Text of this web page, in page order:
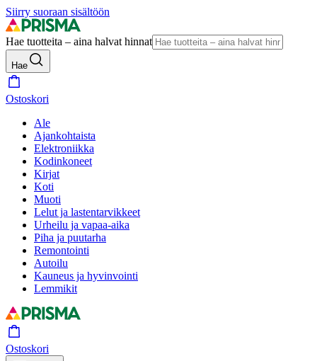
Siirry suoraan sisältöön
Hae tuotteita – aina halvat hinnat
Hae
Ostoskori
Ale
Ajankohtaista
Elektroniikka
Kodinkoneet
Kirjat
Koti
Muoti
Lelut ja lastentarvikkeet
Urheilu ja vapaa-aika
Piha ja puutarha
Remontointi
Autoilu
Kauneus ja hyvinvointi
Lemmikit
Ostoskori